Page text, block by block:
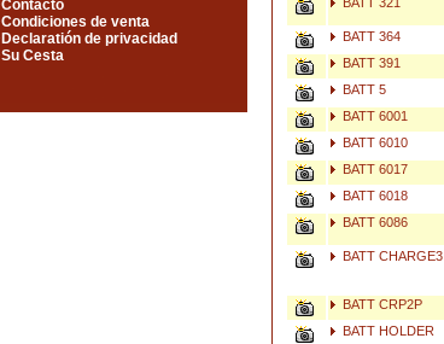
Contacto
Condiciones de venta
Declaratión de privacidad
Su Cesta
BATT 364
BATT 391
BATT 5
BATT 6001
BATT 6010
BATT 6017
BATT 6018
BATT 6086
BATT CHARGE3
BATT CRP2P
BATT HOLDER